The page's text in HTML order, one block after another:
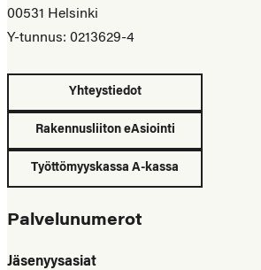
00531 Helsinki
Y-tunnus: 0213629-4
Yhteystiedot
Rakennusliiton eAsiointi
Työttömyyskassa A-kassa
Palvelunumerot
Jäsenyysasiat